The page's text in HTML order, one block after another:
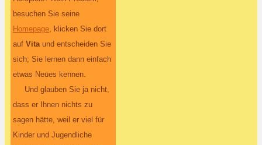
besuchen Sie seine
Homepage, klicken Sie dort
auf Vita und entscheiden Sie
sich; Sie lernen dann einfach
etwas Neues kennen.
Und glauben Sie ja nicht,
dass er Ihnen nichts zu
sagen hätte, weil er viel für
Kinder und Jugendliche